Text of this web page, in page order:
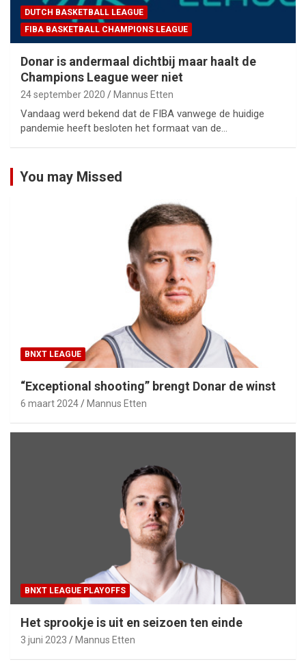
DUTCH BASKETBALL LEAGUE
FIBA BASKETBALL CHAMPIONS LEAGUE
Donar is andermaal dichtbij maar haalt de
Champions League weer niet
24 september 2020 Mannus Etten
Vandaag werd bekend dat de FIBA vanwege de huidige
pandemie heeft besloten het formaat van de…
You may Missed
BNXT LEAGUE
“Exceptional shooting” brengt Donar de winst
6 maart 2024 Mannus Etten
BNXT LEAGUE PLAYOFFS
Het sprookje is uit en seizoen ten einde
3 juni 2023 Mannus Etten